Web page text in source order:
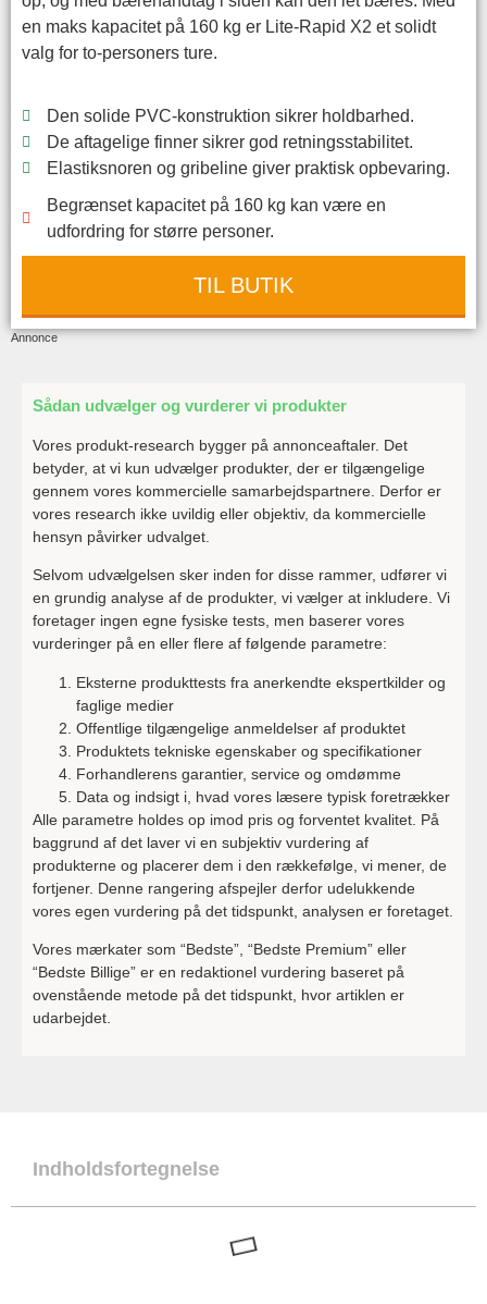
en maks kapacitet på 160 kg er Lite-Rapid X2 et solidt
valg for to-personers ture.
Den solide PVC-konstruktion sikrer holdbarhed.
De aftagelige finner sikrer god retningsstabilitet.
Elastiksnoren og gribeline giver praktisk opbevaring.
Begrænset kapacitet på 160 kg kan være en
udfordring for større personer.
TIL BUTIK
Annonce
Sådan udvælger og vurderer vi produkter
Vores produkt-research bygger på annonceaftaler. Det
betyder, at vi kun udvælger produkter, der er tilgængelige
gennem vores kommercielle samarbejdspartnere. Derfor er
vores research ikke uvildig eller objektiv, da kommercielle
hensyn påvirker udvalget.
Selvom udvælgelsen sker inden for disse rammer, udfører vi
en grundig analyse af de produkter, vi vælger at inkludere. Vi
foretager ingen egne fysiske tests, men baserer vores
vurderinger på en eller flere af følgende parametre:
Eksterne produkttests fra anerkendte ekspertkilder og
faglige medier
Offentlige tilgængelige anmeldelser af produktet
Produktets tekniske egenskaber og specifikationer
Forhandlerens garantier, service og omdømme
Data og indsigt i, hvad vores læsere typisk foretrækker
Alle parametre holdes op imod pris og forventet kvalitet. På
baggrund af det laver vi en subjektiv vurdering af
produkterne og placerer dem i den rækkefølge, vi mener, de
fortjener. Denne rangering afspejler derfor udelukkende
vores egen vurdering på det tidspunkt, analysen er foretaget.
Vores mærkater som “Bedste”, “Bedste Premium” eller
“Bedste Billige” er en redaktionel vurdering baseret på
ovenstående metode på det tidspunkt, hvor artiklen er
udarbejdet.
Indholdsfortegnelse